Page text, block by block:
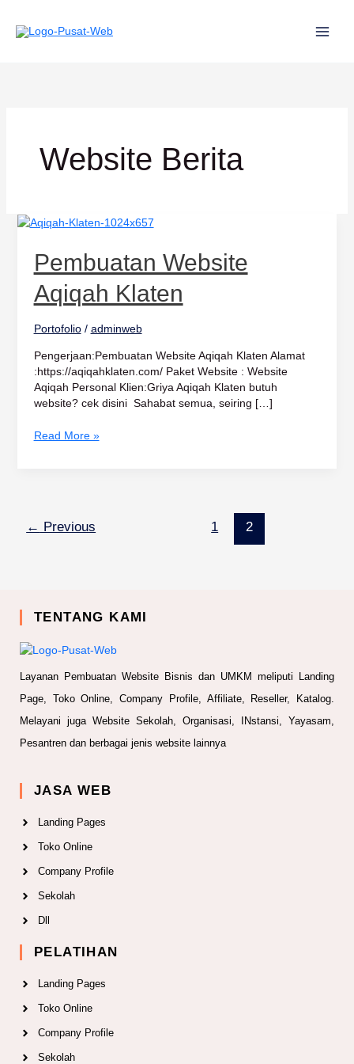
konten
Website Berita
Pembuatan Website
Aqiqah Klaten
Portofolio/ adminweb
Pengerjaan:Pembuatan Website Aqiqah Klaten Alamat
:https://aqiqahklaten.com/ Paket Website : Website
Aqiqah Personal Klien:Griya Aqiqah Klaten butuh
website? cek disini Sahabat semua, seiring […]
Pembuatan
Aqiqah
Klaten
Read More »
← Previous 1 2
TENTANG KAMI
Layanan Pembuatan Website Bisnis dan UMKM meliputi Landing
Page, Toko Online, Company Profile, Affiliate, Reseller, Katalog.
Melayani juga Website Sekolah, Organisasi, INstansi, Yayasam,
Pesantren dan berbagai jenis website lainnya
JASA WEB
Landing Pages
Toko Online
Company Profile
Sekolah
Dll
PELATIHAN
Landing Pages
Toko Online
Company Profile
Sekolah